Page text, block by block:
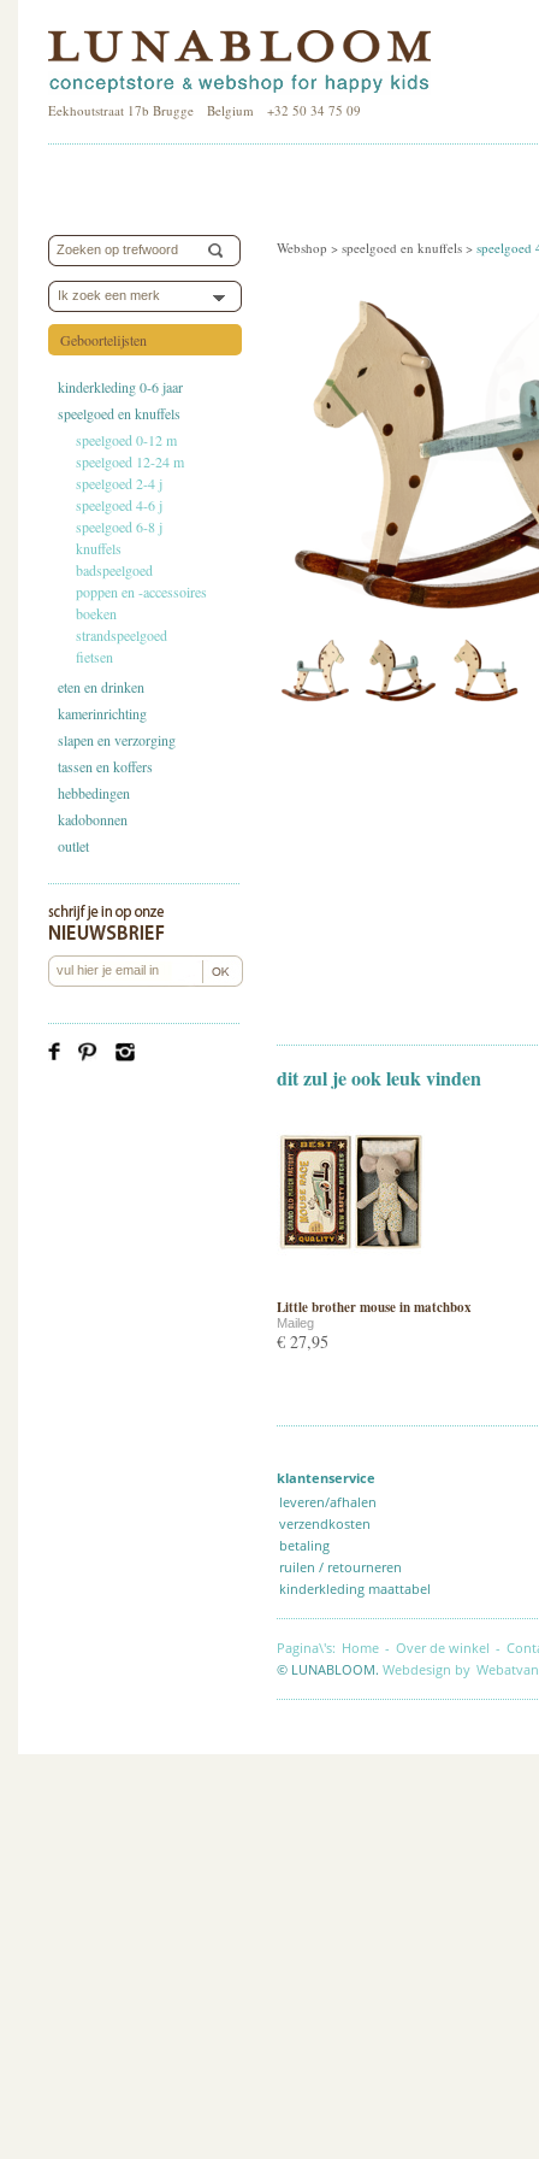
Eekhoutstraat 17b Brugge Belgium +32 50 34 75 09
Ik zoek een merk
Geboortelijsten
kinderkleding 0-6 jaar
speelgoed en knuffels
speelgoed 0-12 m
speelgoed 12-24 m
speelgoed 2-4 j
speelgoed 4-6 j
speelgoed 6-8 j
knuffels
badspeelgoed
poppen en -accessoires
boeken
strandspeelgoed
fietsen
eten en drinken
kamerinrichting
slapen en verzorging
tassen en koffers
hebbedingen
kadobonnen
outlet
Webshop > speelgoed en knuffels > speelgoed
dit zul je ook leuk vinden
Little brother mouse in matchbox
Maileg
€ 27,95
klantenservice
leveren/afhalen
verzendkosten
betaling
ruilen / retourneren
kinderkleding maattabel
Pagina\'s: Home - Over de winkel -
© LUNABLOOM. Webdesign by